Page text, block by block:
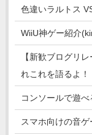
色違いラルトス
WiiU神ゲー紹介
【新歓ブログリ
れこれを語るよ！
コンソールで遊
スマホ向けの音